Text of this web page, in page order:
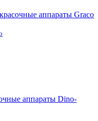
аппараты Graco
аппараты Dino-